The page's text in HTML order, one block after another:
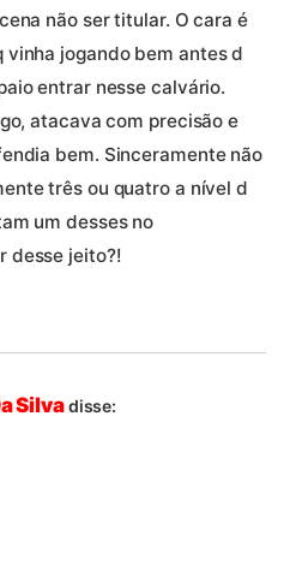
não ser titular. O cara é
vinha jogando bem antes d
entrar nesse calvário.
atacava com precisão e
bem. Sinceramente não
três ou quatro a nível d
um desses no
desse jeito?!
Silvadisse: